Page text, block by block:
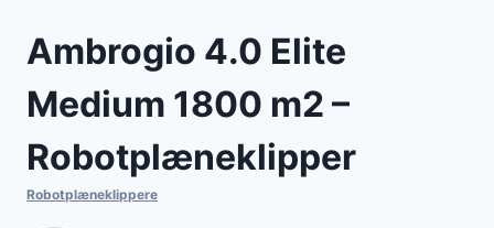
Ambrogio 4.0 Elite
Medium 1800 m2 –
Robotplæneklipper
Robotplæneklippere